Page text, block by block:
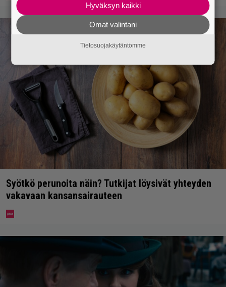
Syötkö perunoita näin? Tutkijat löysivät yhteyden
vakavaan kansansairauteen
Hyväksyn kaikki
Omat valintani
Tietosuojakäytäntömme